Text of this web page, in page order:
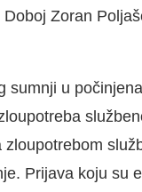
Zoran
sumnji u
Prijava koju su